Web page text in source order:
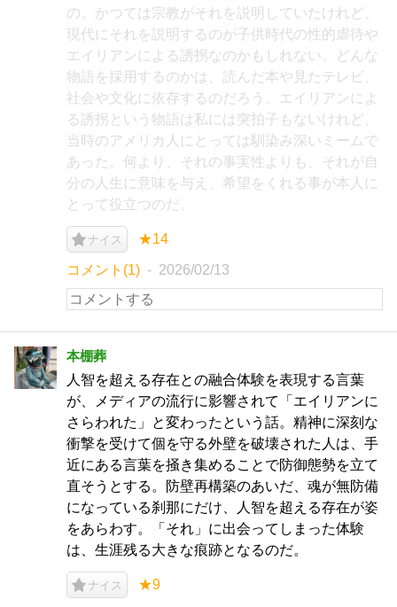
の。かつては宗教がそれを説明していたけれど、
現代にそれを説明するのが子供時代の性的虐待や
エイリアンによる誘拐なのかもしれない。どんな
物語を採用するのかは、読んだ本や見たテレビ、
社会や文化に依存するのだろう。エイリアンによ
る誘拐という物語は私には突拍子もないけれど、
当時のアメリカ人にとっては馴染み深いミームで
あった。何より、それの事実性よりも、それが自
分の人生に意味を与え、希望をくれる事が本人に
とって役立つのだ。
ナイス ★14
コメント(1) 2026/02/13
本棚葬
人智を超える存在との融合体験を表現する言葉
が、メディアの流行に影響されて「エイリアンに
さらわれた」と変わったという話。精神に深刻な
衝撃を受けて個を守る外壁を破壊された人は、手
近にある言葉を掻き集めることで防御態勢を立て
直そうとする。防壁再構築のあいだ、魂が無防備
になっている刹那にだけ、人智を超える存在が姿
をあらわす。「それ」に出会ってしまった体験
は、生涯残る大きな痕跡となるのだ。
ナイス ★9